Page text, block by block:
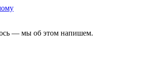
— мы об этом напишем.